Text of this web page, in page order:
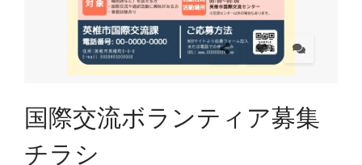
国際交流ボランティア募集
チラシ